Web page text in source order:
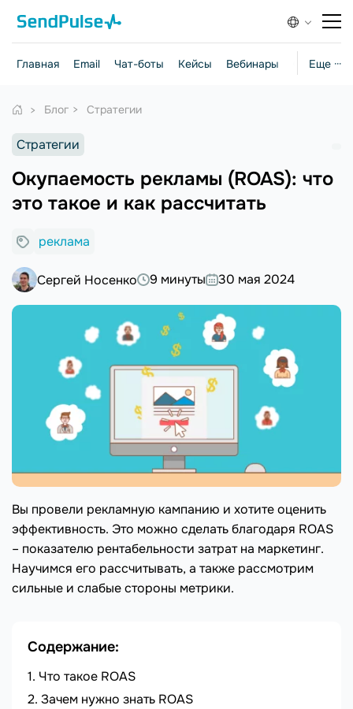
Еще ···
Главная Email Чат-боты Кейсы Вебинары Стратегии
Блог Стратегии
Стратегии
Окупаемость рекламы (ROAS): что
это такое и как рассчитать
реклама
Сергей Носенко 9 минуты 30 мая 2024
Вы провели рекламную кампанию и хотите оценить
эффективность. Это можно сделать благодаря ROAS
– показателю рентабельности затрат на маркетинг.
Научимся его рассчитывать, а также рассмотрим
сильные и слабые стороны метрики.
Содержание:
Что такое ROAS
Зачем нужно знать ROAS